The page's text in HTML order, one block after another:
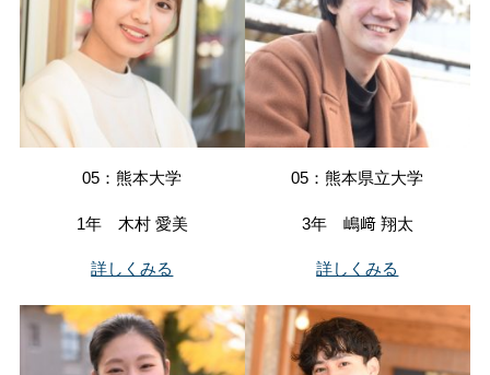
05：熊本大学
1年 木村 愛美
詳しくみる
05：熊本県立大学
3年 嶋﨑 翔太
詳しくみる